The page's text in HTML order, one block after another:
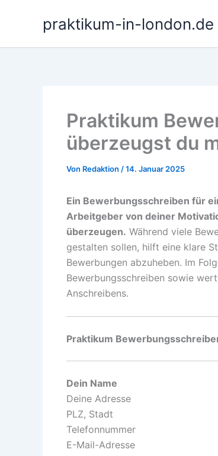
praktikum-in-london.de
Praktikum
überzeugst du
Von Redaktion /14. Januar 2025
Ein Bewerbungsschreiben für
Arbeitgeber von deiner
überzeugen. Während viele
gestalten sollen, hilft eine klare
Bewerbungen abzuheben. Im
Bewerbungsschreiben sowie
Anschreibens.
Praktikum
Dein Name
Deine Adresse
PLZ, Stadt
Telefonnummer
E-Mail-Adresse